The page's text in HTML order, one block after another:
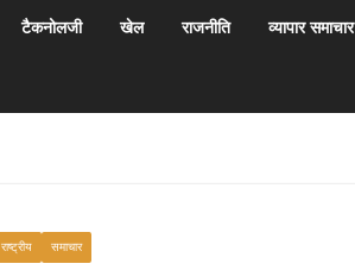
टैकनोलजी खेल राजनीति व्यापार समाचार
राष्ट्रीय समाचार